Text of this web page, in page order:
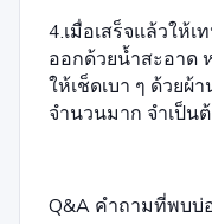
4.เมื่อเสร็จแล้วให้
ออกด้วยน้ำสะอาด
ให้เช็ดเบา ๆ ด้วยผ้
จำนวนมาก จำเป็น
Q&A คำถามที่พบบ่